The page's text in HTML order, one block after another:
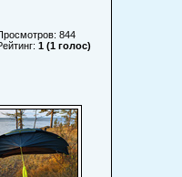
844
1 (1 голос)